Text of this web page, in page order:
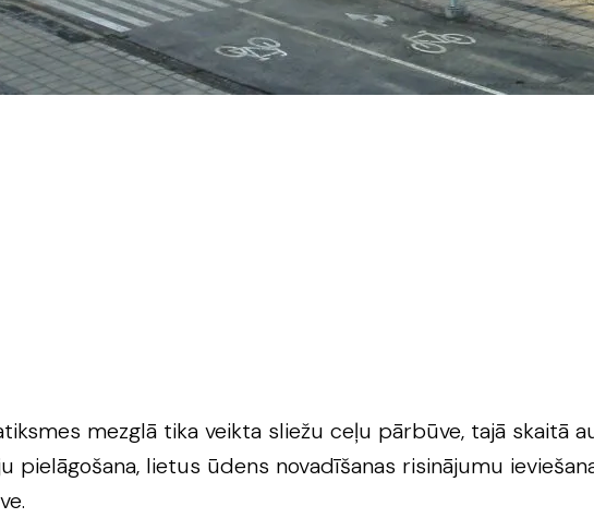
mezglā tika veikta sliežu ceļu pārbūve, tajā skaitā
pielāgošana, lietus ūdens novadīšanas risinājumu